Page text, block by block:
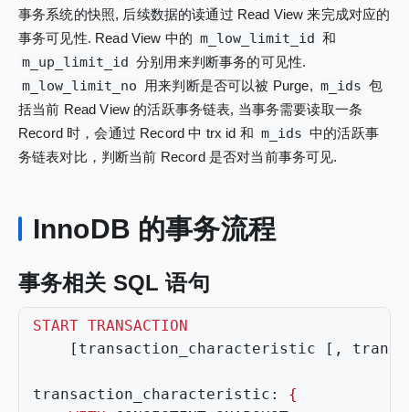
事务系统的快照, 后续数据的读通过 Read View 来完成对应的
事务可见性. Read View 中的 m_low_limit_id 和
m_up_limit_id 分别用来判断事务的可见性.
m_low_limit_no 用来判断是否可以被 Purge, m_ids 包
括当前 Read View 的活跃事务链表, 当事务需要读取一条
Record 时，会通过 Record 中 trx id 和 m_ids 中的活跃事
务链表对比，判断当前 Record 是否对当前事务可见.
InnoDB 的事务流程
事务相关 SQL 语句
START TRANSACTION
[ transaction_characteristic [,
transaction_characteristic :
{